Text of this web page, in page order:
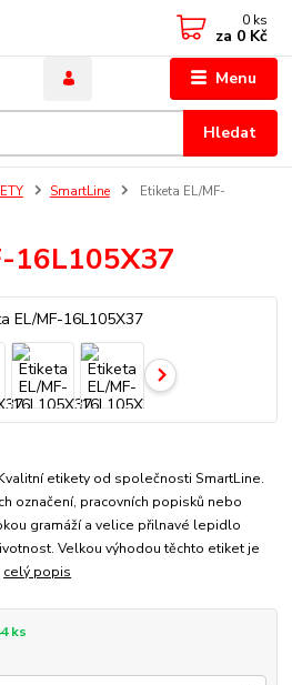
Menu
Hledat
0 ks
za 0 Kč
SmartLine
Etiketa EL/MF-
16L105X37
etikety od společnosti SmartLine.
označení, pracovních popisků nebo
gramáží a velice přilnavé lepidlo
Velkou výhodou těchto etiket je
celý popis
ks